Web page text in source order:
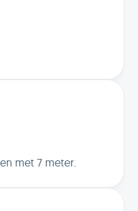
met 7 meter.